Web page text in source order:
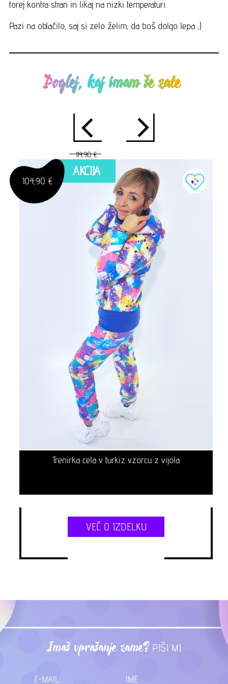
torej kontra stran in likaj na nizki temperaturi.
Pazi na oblačilo, saj si zelo želim, da boš dolgo lepa ;)
Poglej, kaj imam še zate
AKCIJA
104,90 €
114,90 €
Trenirka cela v turkiz vzorcu z vijola
VEČ O IZDELKU
Imaš vprašanje zame? PIŠI MI